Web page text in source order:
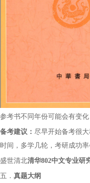
参考书不同年份可能会有变
备考建议： 尽早开始备考很
时间，多学几轮，考研成功率
盛世清北清华802中文专业研
五． 真题大纲